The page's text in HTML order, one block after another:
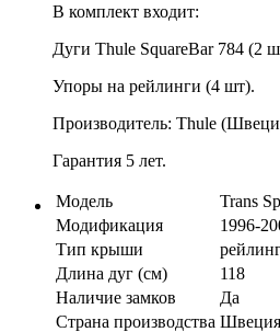
В комплект входит:
Дуги Thule SquareBar 784 (2
Упоры на рейлинги (4 шт).
Производитель: Thule
Гарантия 5 лет.
Модель
Trans
Модификация
1996-
Тип крыши
Длина дуг (см)
118
Наличие замков
Да
Страна производства Швеция